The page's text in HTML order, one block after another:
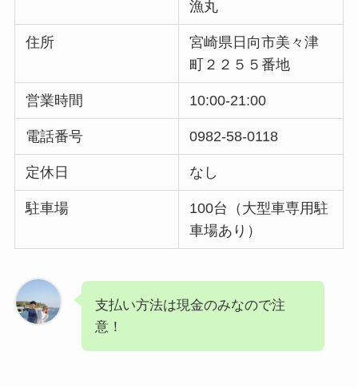
漁丸
住所
宮崎県日向市美々津
町２２５５番地
営業時間 10:00-21:00
電話番号 0982-58-0118
定休日 なし
駐車場
100台（大型車専用駐
車場あり）
支払い方法は現金のみなので注
意！